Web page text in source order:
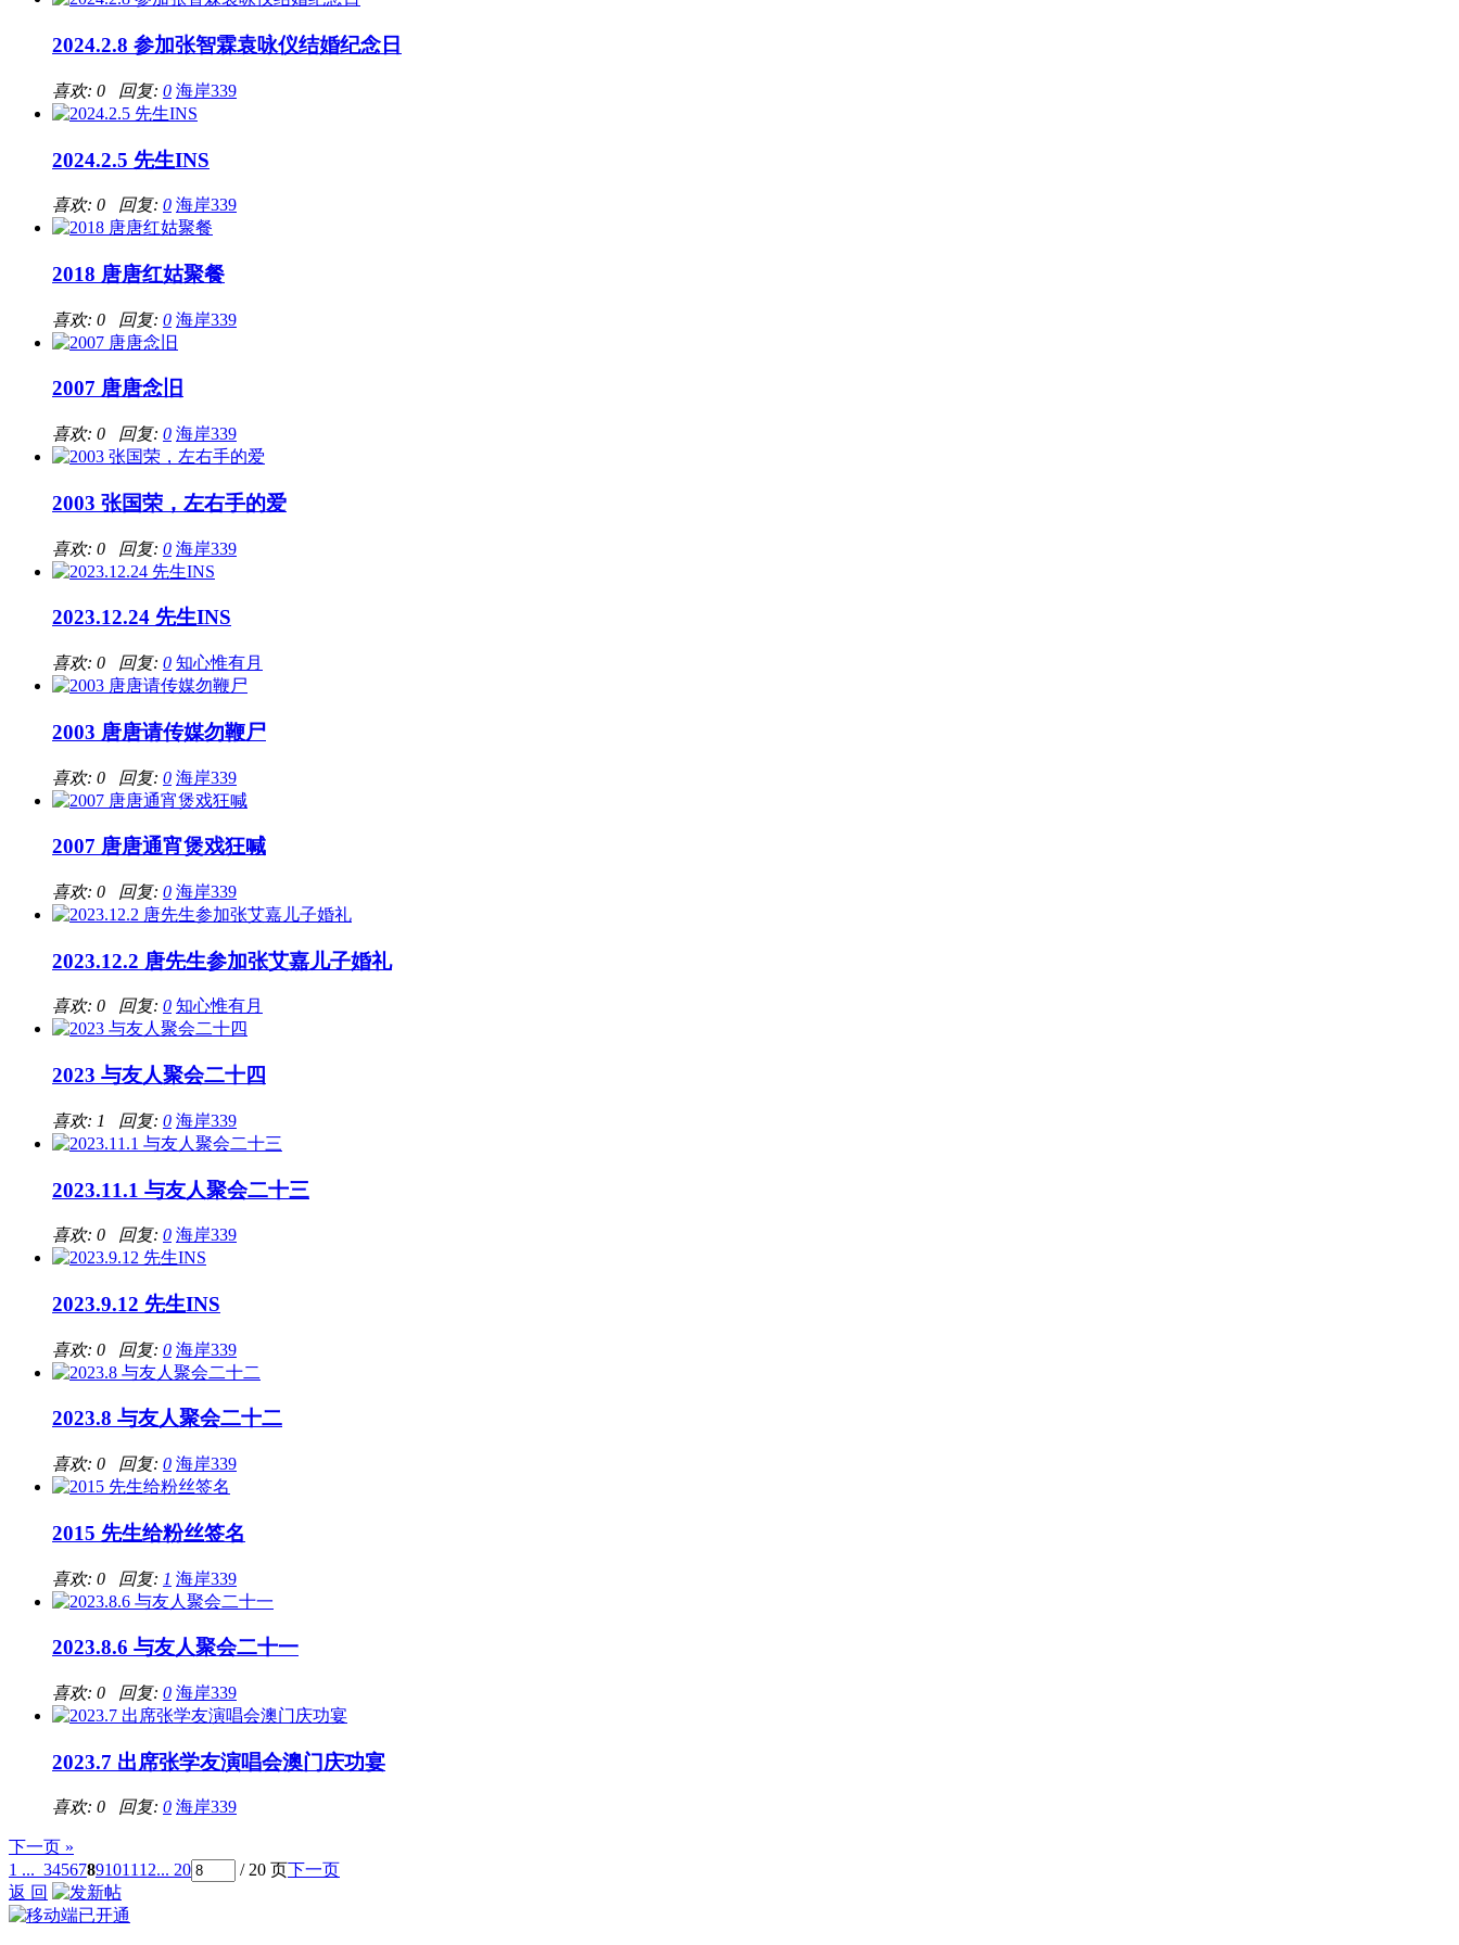
2024.2.8 参加张智霖袁咏仪结婚纪念日
喜欢: 0 回复: 0 海岸339
2024.2.5 先生INS
喜欢: 0 回复: 0 海岸339
2018 唐唐红姑聚餐
喜欢: 0 回复: 0 海岸339
2007 唐唐念旧
喜欢: 0 回复: 0 海岸339
2003 张国荣，左右手的爱
喜欢: 0 回复: 0 海岸339
2023.12.24 先生INS
喜欢: 0 回复: 0 知心惟有月
2003 唐唐请传媒勿鞭尸
喜欢: 0 回复: 0 海岸339
2007 唐唐通宵煲戏狂喊
喜欢: 0 回复: 0 海岸339
2023.12.2 唐先生参加张艾嘉儿子婚礼
喜欢: 0 回复: 0 知心惟有月
2023 与友人聚会二十四
喜欢: 1 回复: 0 海岸339
2023.11.1 与友人聚会二十三
喜欢: 0 回复: 0 海岸339
2023.9.12 先生INS
喜欢: 0 回复: 0 海岸339
2023.8 与友人聚会二十二
喜欢: 0 回复: 0 海岸339
2015 先生给粉丝签名
喜欢: 0 回复: 1 海岸339
2023.8.6 与友人聚会二十一
喜欢: 0 回复: 0 海岸339
2023.7 出席张学友演唱会澳门庆功宴
喜欢: 0 回复: 0 海岸339
下一页 »
1 ... 3456789101112... 20 / 20 页下一页
返 回